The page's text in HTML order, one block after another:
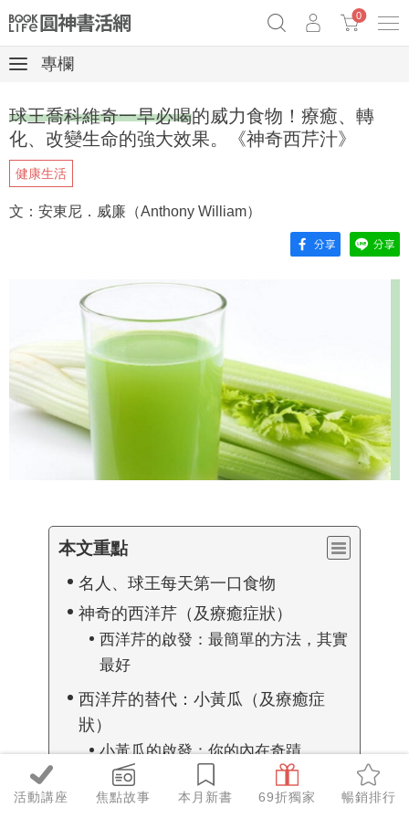
Netflix話題章魚小說！
0
活動講座 焦點故事 本月新書 69折獨家 暢銷排行
專欄
球王喬科維奇一早必喝的威力食物！療癒、轉
化、改變生命的強大效果。《神奇西芹汁》
健康生活
文：安東尼．威廉（Anthony William）
本文重點
名人、球王每天第一口食物
神奇的西洋芹（及療癒症狀）
西洋芹的啟發：最簡單的方法，其實
最好
西洋芹的替代：小黃瓜（及療癒症
狀）
小黃瓜的啟發：你的內在奇蹟